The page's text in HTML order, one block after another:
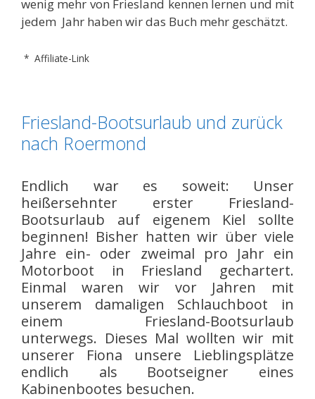
wenig mehr von Friesland kennen lernen und mit
jedem Jahr haben wir das Buch mehr geschätzt.
* Affiliate-Link
Friesland-Bootsurlaub und zurück
nach Roermond
Endlich war es soweit: Unser
heißersehnter erster Friesland-
Bootsurlaub auf eigenem Kiel sollte
beginnen! Bisher hatten wir über viele
Jahre ein- oder zweimal pro Jahr ein
Motorboot in Friesland gechartert.
Einmal waren wir vor Jahren mit
unserem damaligen Schlauchboot in
einem Friesland-Bootsurlaub
unterwegs. Dieses Mal wollten wir mit
unserer Fiona unsere Lieblingsplätze
endlich als Bootseigner eines
Kabinenbootes besuchen.